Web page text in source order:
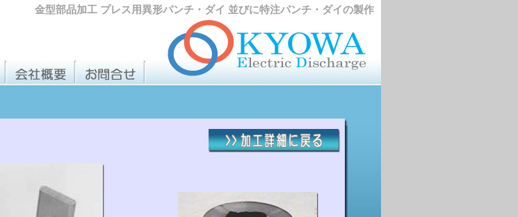
金型部品加工 プレス用異形パンチ・ダイ 並びに特注パンチ・ダイの製作